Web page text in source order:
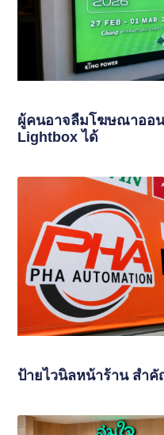
ผู้คนอาจลืมโฆษณาออ
Lightbox ได้
ป้ายไวนิลหน้าร้าน สำ